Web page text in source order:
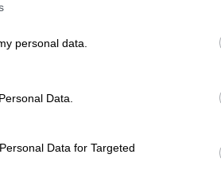
personal data.
Data.
Data for Targeted
/ LTR
€ 2,90